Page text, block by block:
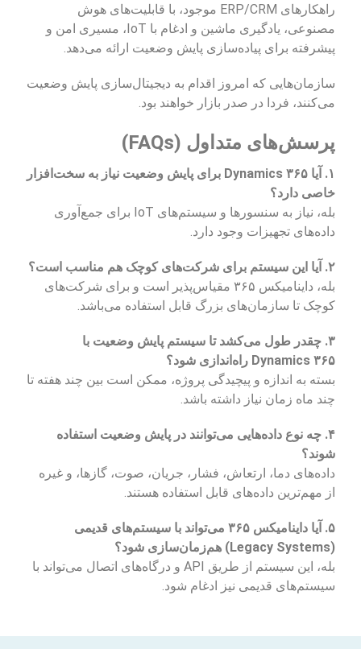
راهکارهای ERP/CRM موجود، با قابلیت‌های هوش
مصنوعی، یادگیری ماشین و ادغام با IoT، مسیری امن و
پیشرفته برای پیاده‌سازی پایش وضعیت ارائه می‌دهد.
سازمان‌هایی که امروز اقدام به دیجیتال‌سازی پایش وضعیت
می‌کنند، فردا در صدر بازار خواهند بود.
پرسش‌های متداول (FAQs)
۱. آیا Dynamics ۳۶۵ برای پایش وضعیت نیاز به سخت‌افزار
خاصی دارد؟
بله، نیاز به سنسورها و سیستم‌های IoT برای جمع‌آوری
داده‌های تجهیزات وجود دارد.
۲. آیا این سیستم برای شرکت‌های کوچک هم مناسب است؟
بله، داینامیکس ۳۶۵ مقیاس‌پذیر است و برای شرکت‌های
کوچک تا سازمان‌های بزرگ قابل استفاده می‌باشد.
۳. چقدر طول می‌کشد تا سیستم پایش وضعیت با
Dynamics ۳۶۵ راه‌اندازی شود؟
بسته به اندازه و پیچیدگی پروژه، ممکن است بین چند هفته تا
چند ماه زمان نیاز داشته باشد.
۴. چه نوع داده‌هایی می‌توانند در پایش وضعیت استفاده
شوند؟
داده‌های دما، ارتعاش، فشار، جریان، صوت، گازها، و غیره
از مهم‌ترین داده‌های قابل استفاده هستند.
۵. آیا داینامیکس ۳۶۵ می‌تواند با سیستم‌های قدیمی
(Legacy Systems) هم‌زمان‌سازی شود؟
بله، این سیستم از طریق API و درگاه‌های اتصال می‌تواند با
سیستم‌های قدیمی نیز ادغام شود.